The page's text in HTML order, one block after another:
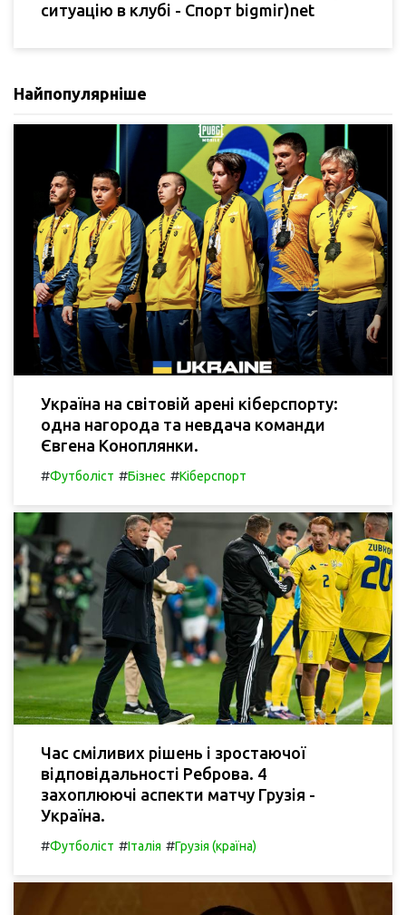
ситуацію в клубі - Спорт bigmir)net
Найпопулярніше
Україна на світовій арені кіберспорту:
одна нагорода та невдача команди
Євгена Коноплянки.
#Футболіст #Бізнес #Кіберспорт
Час сміливих рішень і зростаючої
відповідальності Реброва. 4
захоплюючі аспекти матчу Грузія -
Україна.
#Футболіст #Італія #Грузія (країна)